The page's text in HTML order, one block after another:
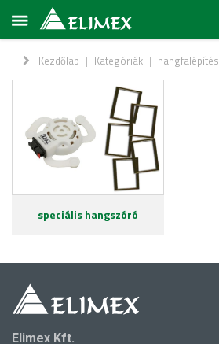
Kezdőlap | Kategóriák | hangfalépítés
speciális hangszóró
Elimex Kft.